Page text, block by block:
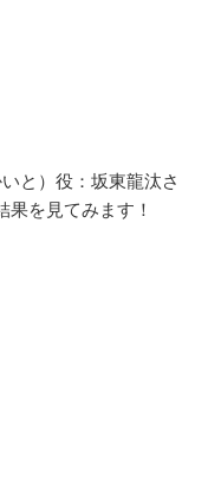
と）役：坂東龍汰さ
果を見てみます！